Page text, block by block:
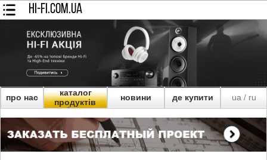
HI-FI.COM.UA
про нас
каталог
продуктів
новини де купити ua/ ru